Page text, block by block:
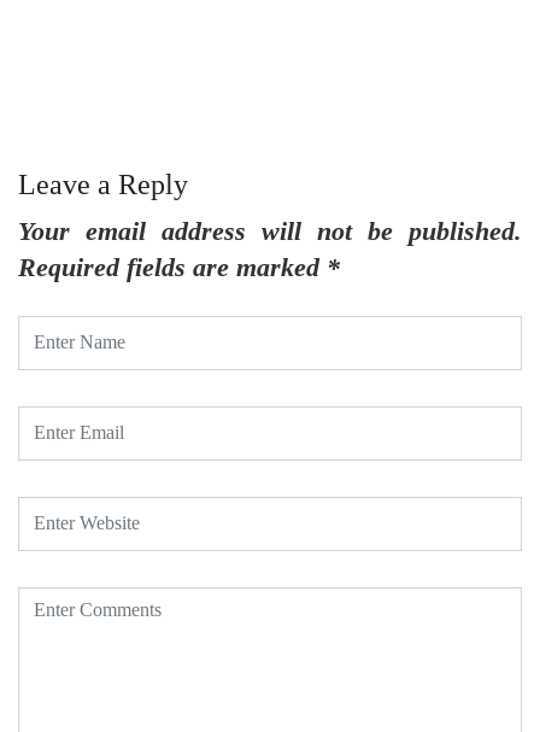
Leave a Reply
Your email address will not be published.
Required fields are marked *